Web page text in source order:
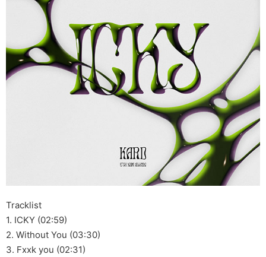
Tracklist
1. ICKY (02:59)
2. Without You (03:30)
3. Fxxk you (02:31)